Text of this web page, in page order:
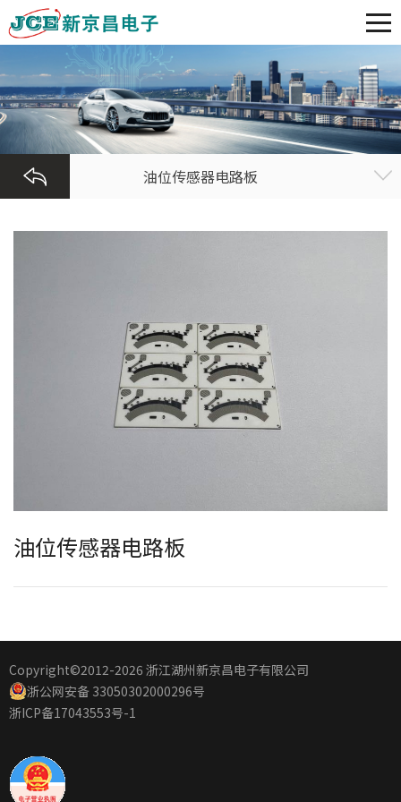
油位传感器电路板
油位传感器电路板
Copyright©2012-2026 浙江湖州新京昌电子有限公司
浙公网安备 33050302000296号
浙ICP备17043553号-1